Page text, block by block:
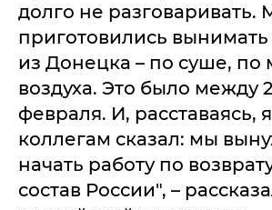
долго не разговаривать.
приготовились
из Донецка – по суше, по
воздуха. Это было между
февраля. И, расставаясь,
коллегам сказал: мы
начать работу по
состав России", –